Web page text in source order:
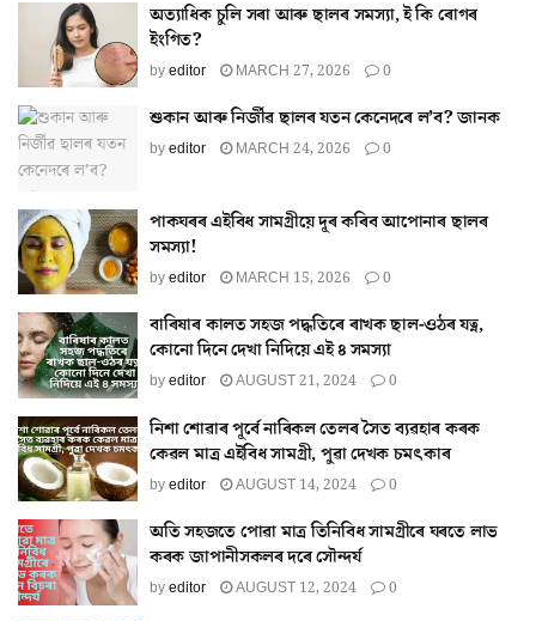
অত্যাধিক চুলি সৰা আৰু ছালৰ সমস্যা, ই কি ৰোগৰ
ইংগিত?
byeditor MARCH 27, 2026 0
শুকান আৰু নিৰ্জীৱ ছালৰ যতন কেনেদৰে ল’ব? জানক
byeditor MARCH 24, 2026 0
পাকঘৰৰ এইবিধ সামগ্ৰীয়ে দূৰ কৰিব আপোনাৰ ছালৰ
সমস্যা!
byeditor MARCH 15, 2026 0
বাৰিষাৰ কালত সহজ পদ্ধতিৰে ৰাখক ছাল-ওঠৰ যত্ন,
কোনো দিনে দেখা নিদিয়ে এই ৪ সমস্যা
byeditor AUGUST 21, 2024 0
নিশা শোৱাৰ পূৰ্বে নাৰিকল তেলৰ সৈত ব্যৱহাৰ কৰক
কেৱল মাত্ৰ এইবিধ সামগ্ৰী, পুৱা দেখক চমৎকাৰ
byeditor AUGUST 14, 2024 0
অতি সহজতে পোৱা মাত্ৰ তিনিবিধ সামগ্ৰীৰে ঘৰতে লাভ
কৰক জাপানীসকলৰ দৰে সৌন্দৰ্য
byeditor AUGUST 12, 2024 0